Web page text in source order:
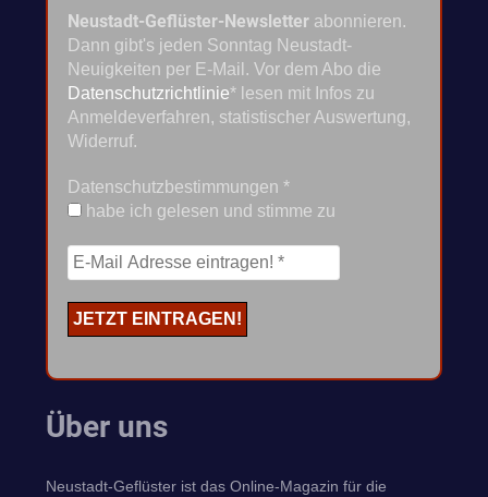
Neustadt-Geflüster-Newsletter abonnieren.
Dann gibt's jeden Sonntag Neustadt-
Neuigkeiten per E-Mail. Vor dem Abo die
Datenschutzrichtlinie* lesen mit Infos zu
Anmeldeverfahren, statistischer Auswertung,
Widerruf.
Datenschutzbestimmungen *
habe ich gelesen und stimme zu
Über uns
Neustadt-Geflüster ist das Online-Magazin für die